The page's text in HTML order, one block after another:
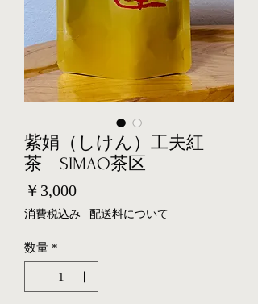
紫娟（しけん）工夫紅
茶 SIMAO茶区
￥3,000価
格
消費税込み 配送料について
数量 *